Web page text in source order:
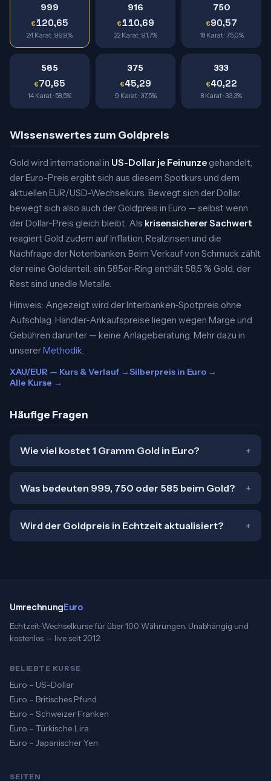
999
€120,65
24 Karat · 99,9%
916
€110,69
22 Karat · 91,7%
750
€90,57
18 Karat · 75,0%
585
€70,65
14 Karat · 58,5%
375
€45,29
9 Karat · 37,5%
333
€40,22
8 Karat · 33,3%
Wissenswertes zum Goldpreis
Gold wird international in US-Dollar je Feinunze gehandelt;
der Euro-Preis ergibt sich aus diesem Spotkurs und dem
aktuellen EUR/USD-Wechselkurs. Bewegt sich der Dollar,
bewegt sich also auch der Goldpreis in Euro — selbst wenn
der Dollar-Preis gleich bleibt. Als krisensicherer Sachwert
reagiert Gold zudem auf Inflation, Realzinsen und die
Nachfrage der Notenbanken. Beim Verkauf von Schmuck zählt
der reine Goldanteil: ein 585er-Ring enthält 58,5 % Gold, der
Rest sind unedle Metalle.
Hinweis: Angezeigt wird der Interbanken-Spotpreis ohne
Aufschlag. Händler-Ankaufspreise liegen wegen Marge und
Gebühren darunter — keine Anlageberatung. Mehr dazu in
unsererMethodik
XAU/EUR — Kurs & Verlauf →Silberpreis in Euro →
Alle Kurse →
Häufige Fragen
Wie viel kostet 1 Gramm Gold in Euro?
Was bedeuten 999, 750 oder 585 beim Gold?
Wird der Goldpreis in Echtzeit aktualisiert?
UmrechnungEuro
Echtzeit-Wechselkurse für über 100 Währungen. Unabhängig und
kostenlos — live seit 2012.
BELIEBTE KURSE
Euro – US-Dollar
Euro – Britisches Pfund
Euro – Schweizer Franken
Euro – Türkische Lira
Euro – Japanischer Yen
SEITEN